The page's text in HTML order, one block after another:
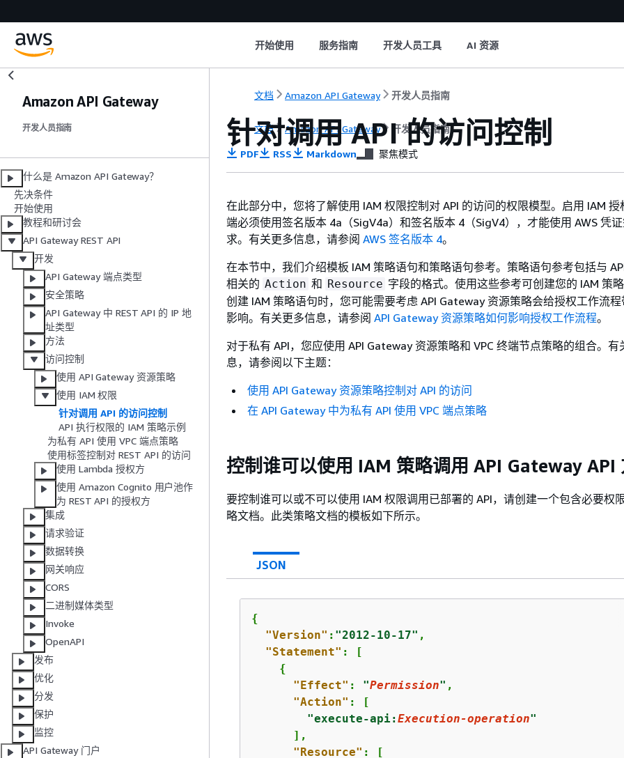
开始使用 服务指南 开发人员工具 AI 资源
Amazon API Gateway
开发人员指南
什么是 Amazon API Gateway？
先决条件
开始使用
教程和研讨会
API Gateway REST API
开发
API Gateway 端点类型
安全策略
API Gateway 中 REST API 的 IP 地
址类型
方法
访问控制
使用 API Gateway 资源策略
使用 IAM 权限
针对调用 API 的访问控制
API 执行权限的 IAM 策略示例
为私有 API 使用 VPC 端点策略
使用标签控制对 REST API 的访问
使用 Lambda 授权方
使用 Amazon Cognito 用户池作
为 REST API 的授权方
集成
请求验证
数据转换
网关响应
CORS
二进制媒体类型
Invoke
OpenAPI
发布
优化
分发
保护
监控
API Gateway 门户
文档 Amazon API Gateway 开发人员指南
文档 Amazon API Gateway 开发人员指南
针对调用 API 的访问控制
PDF RSS Markdown 聚焦模式
在此部分中，您将了解使用 IAM 权限控制对 API 的访问的权限模型。启用 IAM 授
端必须使用签名版本 4a（SigV4a）和签名版本 4（SigV4），才能使用 AWS 凭
求。有关更多信息，请参阅 AWS 签名版本 4。
在本节中，我们介绍模板 IAM 策略语句和策略语句参考。策略语句参考包括与
相关的 Action 和 Resource 字段的格式。使用这些参考可创建您的 IAM 策
创建 IAM 策略语句时，您可能需要考虑 API Gateway 资源策略会给授权工作流
影响。有关更多信息，请参阅 API Gateway 资源策略如何影响授权工作流程。
对于私有 API，您应使用 API Gateway 资源策略和 VPC 终端节点策略的组合。有
息，请参阅以下主题：
使用 API Gateway 资源策略控制对 API 的访问
在 API Gateway 中为私有 API 使用 VPC 端点策略
控制谁可以使用 IAM 策略调用 API Gateway API
要控制谁可以或不可以使用 IAM 权限调用已部署的 API，请创建一个包含必要权
略文档。此类策略文档的模板如下所示。
JSON
{
"Version" : "2012-10-17" ,
"Statement" : [
{
"Effect" : "Permission" ,
"Action" : [
"execute-api:Execution-operation"
      ],
"Resource" : [